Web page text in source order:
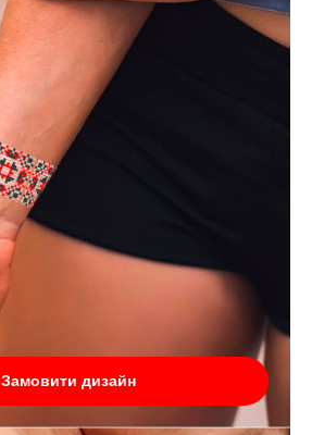
Замовити дизайн